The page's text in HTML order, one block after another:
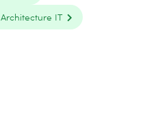
Architecture IT